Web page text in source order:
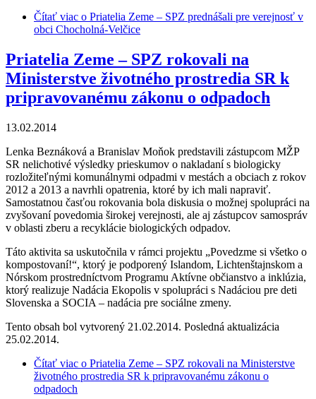
Čítať viac o Priatelia Zeme – SPZ prednášali pre verejnosť v
obci Chocholná-Velčice
Priatelia Zeme – SPZ rokovali na
Ministerstve životného prostredia SR k
pripravovanému zákonu o odpadoch
13.02.2014
Lenka Beznáková a Branislav Moňok predstavili zástupcom MŽP
SR nelichotivé výsledky prieskumov o nakladaní s biologicky
rozložiteľnými komunálnymi odpadmi v mestách a obciach z rokov
2012 a 2013 a navrhli opatrenia, ktoré by ich mali napraviť.
Samostatnou časťou rokovania bola diskusia o možnej spolupráci na
zvyšovaní povedomia širokej verejnosti, ale aj zástupcov samospráv
v oblasti zberu a recyklácie biologických odpadov.
Táto aktivita sa uskutočnila v rámci projektu „Povedzme si všetko o
kompostovaní!“, ktorý je podporený Islandom, Lichtenštajnskom a
Nórskom prostredníctvom Programu Aktívne občianstvo a inklúzia,
ktorý realizuje Nadácia Ekopolis v spolupráci s Nadáciou pre deti
Slovenska a SOCIA – nadácia pre sociálne zmeny.
Tento obsah bol vytvorený 21.02.2014. Posledná aktualizácia
25.02.2014.
Čítať viac o Priatelia Zeme – SPZ rokovali na Ministerstve
životného prostredia SR k pripravovanému zákonu o
odpadoch